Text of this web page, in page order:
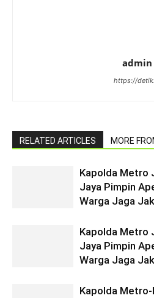
admin
https://
RELATED ARTICLES MORE
Kapolda Metro
Jaya Pimpin
Warga Jaga
Kapolda Metro
Jaya Pimpin
Warga Jaga
Kapolda